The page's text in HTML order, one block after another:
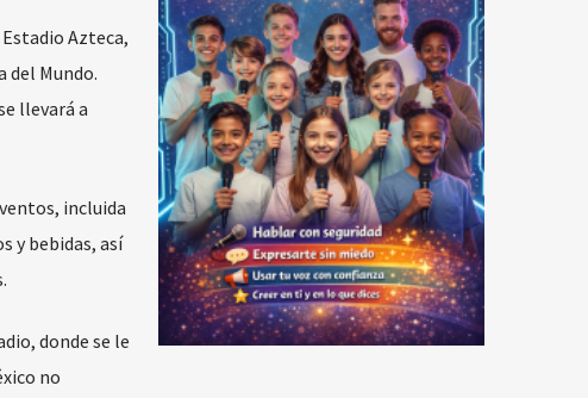
Azteca,
del Mundo.
llevará a
incluida
y bebidas, así
donde se le
no